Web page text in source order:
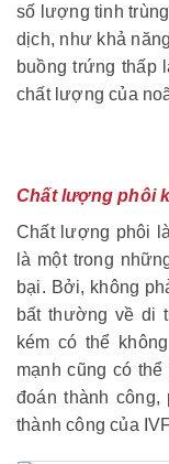
số lượng tinh
dịch, như khả
buồng trứng thấp
chất lượng của
Chất lượng phôi
Chất lượng phôi
là một trong
bại. Bởi, không
bất thường về di
kém có thể
mạnh cũng có
đoán thành
thành công của